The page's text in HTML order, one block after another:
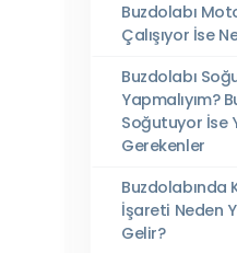
Buzdolabı
Çalışıyor İse
Buzdolabı
Yapmalıyım?
Soğutuyor İse
Gerekenler
Buzdolabında
İşareti Neden
Gelir?